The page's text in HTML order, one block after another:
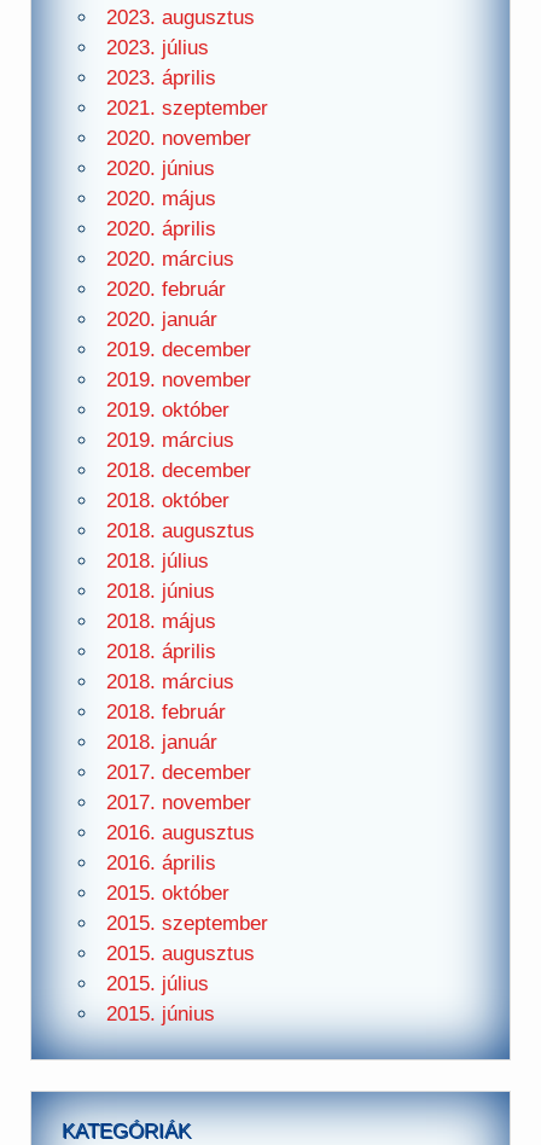
2023. augusztus
2023. július
2023. április
2021. szeptember
2020. november
2020. június
2020. május
2020. április
2020. március
2020. február
2020. január
2019. december
2019. november
2019. október
2019. március
2018. december
2018. október
2018. augusztus
2018. július
2018. június
2018. május
2018. április
2018. március
2018. február
2018. január
2017. december
2017. november
2016. augusztus
2016. április
2015. október
2015. szeptember
2015. augusztus
2015. július
2015. június
KATEGÓRIÁK